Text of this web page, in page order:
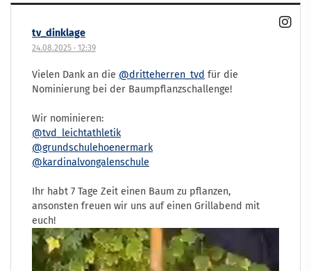
tv_dinklage
24.08.2025 · 12:39
Vielen Dank an die @dritteherren_tvd für die
Nominierung bei der Baumpflanzschallenge!
Wir nominieren:
@tvd_leichtathletik
@grundschulehoenermark
@kardinalvongalenschule
Ihr habt 7 Tage Zeit einen Baum zu pflanzen,
ansonsten freuen wir uns auf einen Grillabend mit
euch!